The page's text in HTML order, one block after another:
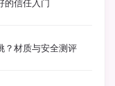
的信任入门
？材质与安全测评